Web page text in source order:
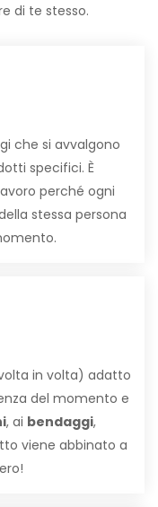
di te stesso.
che si avvalgono
specifici. È
perché ogni
stessa persona
in volta) adatto
del momento e
, ai bendaggi,
viene abbinato a